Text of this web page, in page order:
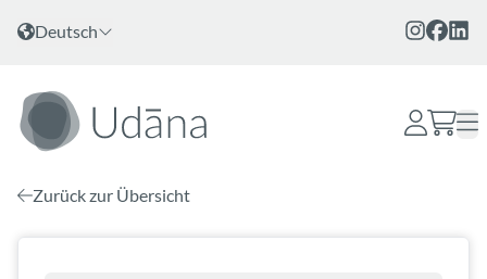
Zum Inhalt
Sprache wählen
Deutsch
Zurück zur Übersicht